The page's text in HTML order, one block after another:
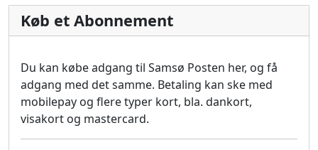
Køb et Abonnement
Du kan købe adgang til Samsø Posten her, og få
adgang med det samme. Betaling kan ske med
mobilepay og flere typer kort, bla. dankort,
visakort og mastercard.